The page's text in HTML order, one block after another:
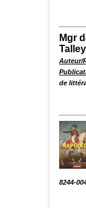
Mgr
Auteur/
de
8244-